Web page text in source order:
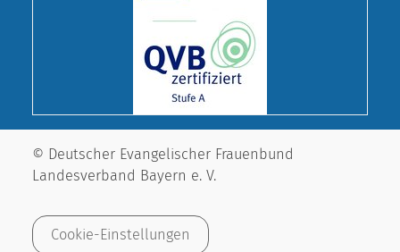
© Deutscher Evangelischer Frauenbund
Landesverband Bayern e. V.
Cookie-Einstellungen